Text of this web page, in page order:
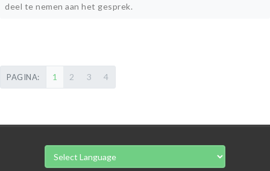
deel te nemen aan het gesprek.
PAGINA: 1 2 3 4